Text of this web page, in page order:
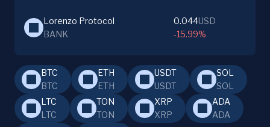
Lorenzo Protocol
BANK
0.044USD
-15.99%
BTC
BTC
ETH
ETH
USDT
USDT
SOL
SOL
LTC
LTC
TON
TON
XRP
XRP
ADA
ADA